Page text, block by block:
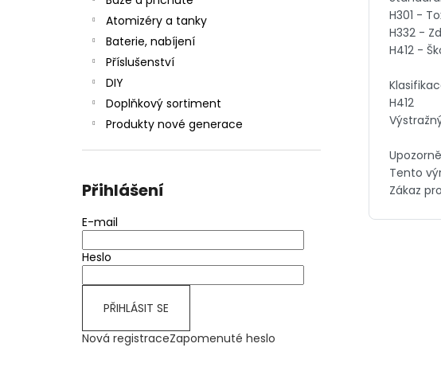
Atomizéry a tanky
Baterie, nabíjení
Příslušenství
DIY
Doplňkový sortiment
Produkty nové generace
Přihlášení
E-mail
Heslo
PŘIHLÁSIT SE
Nová registraceZapomenuté heslo